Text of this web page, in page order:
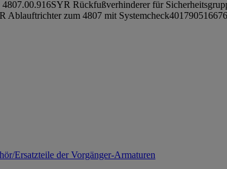
4807.00.916SYR Rückfußverhinderer für
Ablauftrichter zum 4807 mit Systemcheck
Ersatzteile der Vorgänger-Armaturen